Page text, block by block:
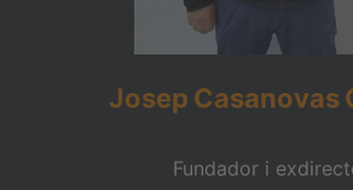
Josep Casanovas
Fundador i